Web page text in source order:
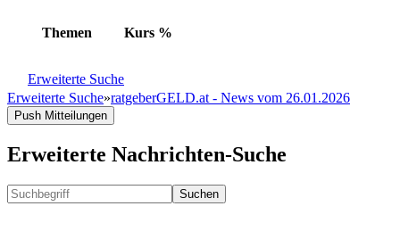
Themen Kurs %
Erweiterte Suche
Erweiterte Suche»ratgeberGELD.at - News vom 26.01.2026
Push Mitteilungen
Erweiterte Nachrichten-Suche
Suchen